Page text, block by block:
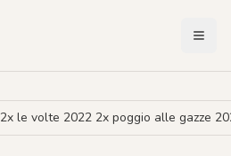
2x le volte 2022 2x poggio alle gazze